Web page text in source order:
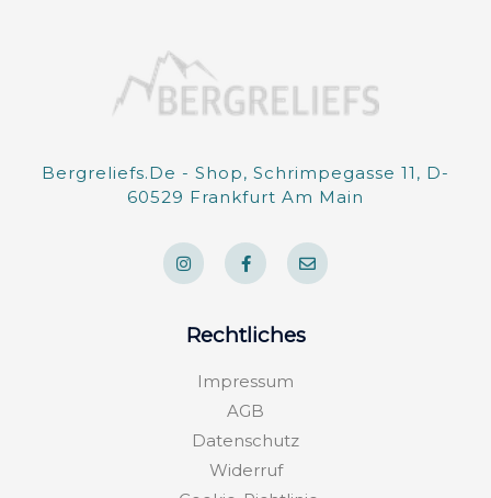
Bergreliefs.de - Shop, Schrimpegasse 11, D-
60529 Frankfurt Am Main
I
n
s
t
r
F
a
c
e
o
o
f
E
n
v
e
Rechtliches
Impressum
AGB
Datenschutz
Widerruf